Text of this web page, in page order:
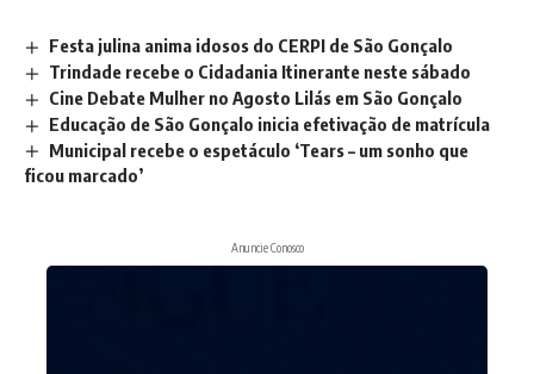
Festa julina anima idosos do CERPI de São Gonçalo
Trindade recebe o Cidadania Itinerante neste sábado
Cine Debate Mulher no Agosto Lilás em São Gonçalo
Educação de São Gonçalo inicia efetivação de matrícula
Municipal recebe o espetáculo ‘Tears – um sonho que
ficou marcado’
Anuncie Conosco